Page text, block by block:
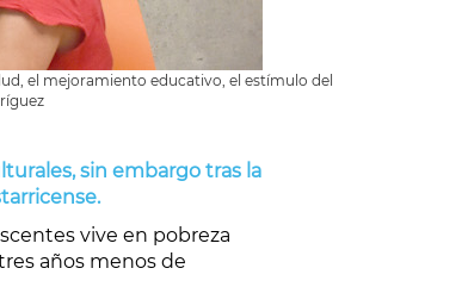
el mejoramiento educativo, el estímulo del
sin embargo tras la
vive en pobreza
años menos de